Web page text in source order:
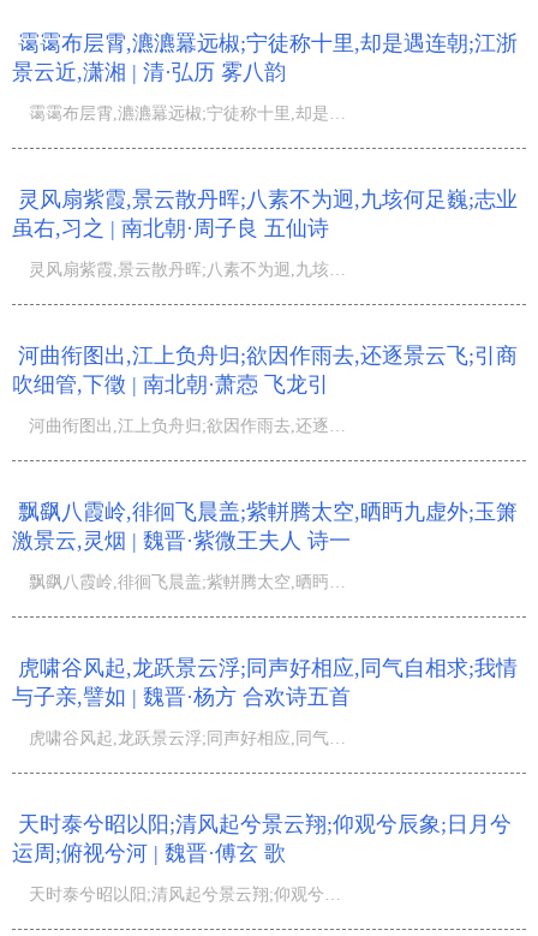
霭霭布层霄,瀌瀌羃远椒;宁徒称十里,却是遇连朝;江浙
景云近,潇湘 | 清·弘历 雾八韵
霭霭布层霄,瀌瀌羃远椒;宁徒称十里,却是遇连朝;江浙景云近,潇湘画若描;绵铺宿麦缕,珠缀嫩杨条;藏处迷山寺,
灵风扇紫霞,景云散丹晖;八素不为迥,九垓何足巍;志业
虽右,习之 | 南北朝·周子良 五仙诗
灵风扇紫霞,景云散丹晖;八素不为迥,九垓何足巍;志业虽右□,习之亦成微;勖此今日事,今阙方共归;...
河曲衔图出,江上负舟归;欲因作雨去,还逐景云飞;引商
吹细管,下徵 | 南北朝·萧悫 飞龙引
河曲衔图出,江上负舟归;欲因作雨去,还逐景云飞;引商吹细管,下徵泛长徽;持此凄清此,春夜舞罗衣;...
飘飖八霞岭,徘徊飞晨盖;紫軿腾太空,晒眄九虚外;玉箫
激景云,灵烟 | 魏晋·紫微王夫人 诗一
飘飖八霞岭,徘徊飞晨盖;紫軿腾太空,晒眄九虚外;玉箫激景云,灵烟绝幽蔼;高仙归太真,清唱无涯际;去来山岳庭,
虎啸谷风起,龙跃景云浮;同声好相应,同气自相求;我情
与子亲,譬如 | 魏晋·杨方 合欢诗五首
虎啸谷风起,龙跃景云浮;同声好相应,同气自相求;我情与子亲,譬如影追躯;食共并根穗,饮共连理杯;衣共双丝绢,
天时泰兮昭以阳;清风起兮景云翔;仰观兮辰象;日月兮
运周;俯视兮河 | 魏晋·傅玄 歌
天时泰兮昭以阳;清风起兮景云翔;仰观兮辰象;日月兮运周;俯视兮河海;百川兮东流;...